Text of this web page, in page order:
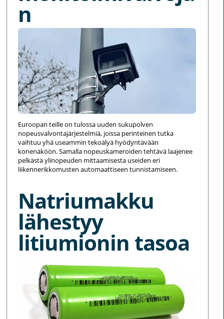
n
Euroopan teille on tulossa uuden sukupolven
nopeusvalvontajärjestelmiä, joissa perinteinen tutka
vaihtuu yhä useammin tekoälyä hyödyntävään
konenäköön. Samalla nopeuskameroiden tehtävä laajenee
pelkästä ylinopeuden mittaamisesta useiden eri
liikennerikkomusten automaattiseen tunnistamiseen.
Natriumakku
lähestyy
litiumionin tasoa